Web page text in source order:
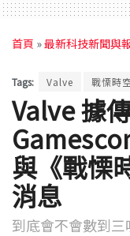
首頁 »最新科技新聞與
Tags: Valve 戰慄時
Valve 據
與《戰慄
消息
到底會不會數到三